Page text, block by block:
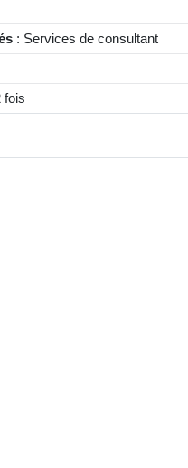
: Services de consultant
fois